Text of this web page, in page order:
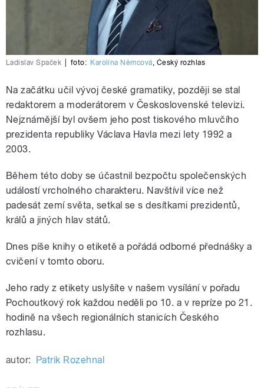
Ladislav Špaček foto: Karolína Němcová, Český rozhlas
Na začátku učil vývoj české gramatiky, později se stal
redaktorem a moderátorem v Československé televizi.
Nejznámější byl ovšem jeho post tiskového mluvčího
prezidenta republiky Václava Havla mezi lety 1992 a
2003.
Během této doby se účastnil bezpočtu společenských
událostí vrcholného charakteru. Navštívil více než
padesát zemí světa, setkal se s desítkami prezidentů,
králů a jiných hlav států.
Dnes píše knihy o etiketě a pořádá odborné přednášky a
cvičení v tomto oboru.
Jeho rady z etikety uslyšíte v našem vysílání v pořadu
Pochoutkový rok každou neděli po 10. a v repríze po 21.
hodině na všech regionálních stanicích Českého
rozhlasu.
autor: Patrik Rozehnal